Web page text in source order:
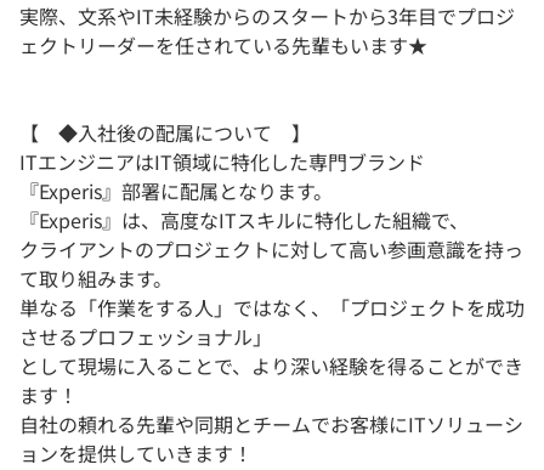
実際、文系やIT未経験からのスタートから3年目でプロジ
ェクトリーダーを任されている先輩もいます★
【 ◆入社後の配属について 】
ITエンジニアはIT領域に特化した専門ブランド
『Experis』部署に配属となります。
『Experis』は、高度なITスキルに特化した組織で、
クライアントのプロジェクトに対して高い参画意識を持っ
て取り組みます。
単なる「作業をする人」ではなく、「プロジェクトを成功
させるプロフェッショナル」
として現場に入ることで、より深い経験を得ることができ
ます！
自社の頼れる先輩や同期とチームでお客様にITソリューシ
ョンを提供していきます！